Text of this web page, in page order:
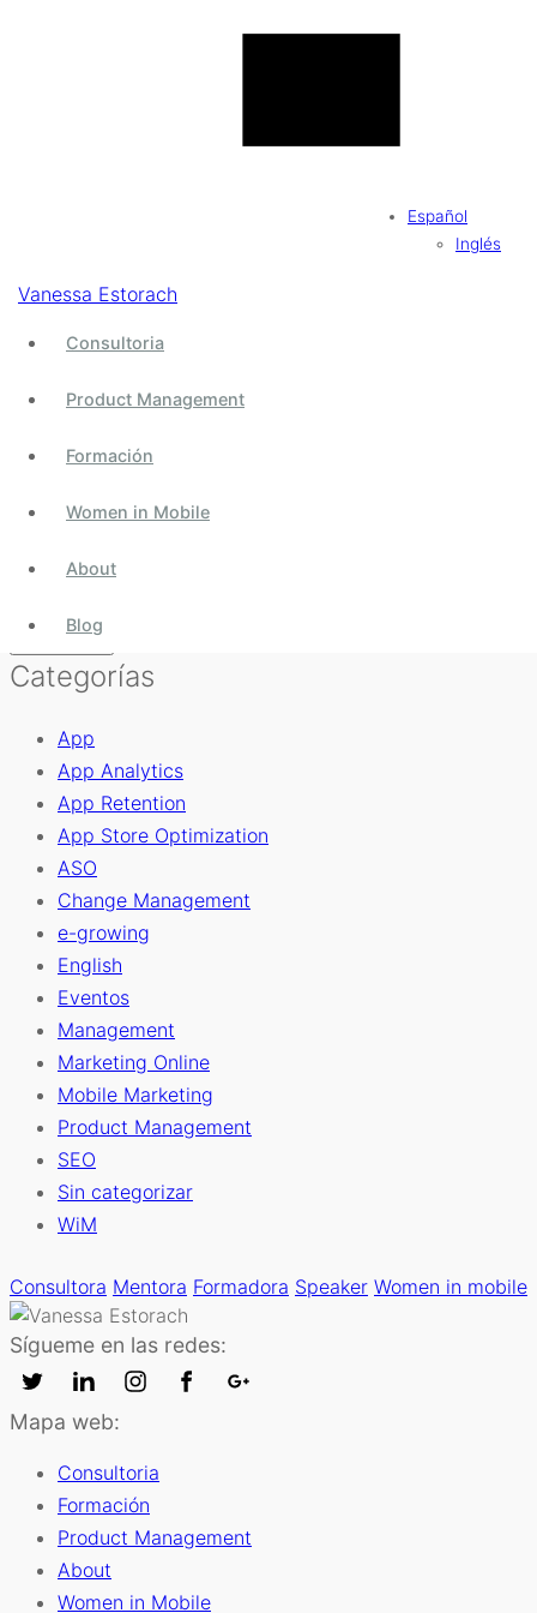
Español
Inglés
Vanessa Estorach
Consultoria
Product Management
Formación
Women in Mobile
About
Blog
BuzzWord #2: Cónocete, evita silos y mide
BuzzWord #1: Product Managers, priorizad y
Reflexiones personales
Personal Branding Explained for IT People
Suscríbete
Categorías
App
App Analytics
App Retention
App Store Optimization
ASO
Change Management
e-growing
English
Eventos
Management
Marketing Online
Mobile Marketing
Product Management
SEO
Sin categorizar
WiM
Consultora Mentora Formadora Speaker Women in mobile
Sígueme en las redes:
Mapa web:
Consultoria
Formación
Product Management
About
Women in Mobile